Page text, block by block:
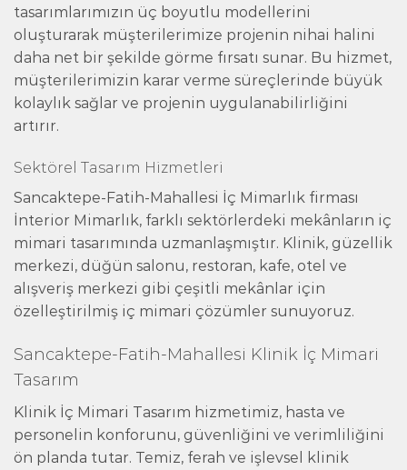
tasarımlarımızın üç boyutlu modellerini
oluşturarak müşterilerimize projenin nihai halini
daha net bir şekilde görme fırsatı sunar. Bu hizmet,
müşterilerimizin karar verme süreçlerinde büyük
kolaylık sağlar ve projenin uygulanabilirliğini
artırır.
Sektörel Tasarım Hizmetleri
Sancaktepe-Fatih-Mahallesi İç Mimarlık firması
İnterior Mimarlık, farklı sektörlerdeki mekânların iç
mimari tasarımında uzmanlaşmıştır. Klinik, güzellik
merkezi, düğün salonu, restoran, kafe, otel ve
alışveriş merkezi gibi çeşitli mekânlar için
özelleştirilmiş iç mimari çözümler sunuyoruz.
Sancaktepe-Fatih-Mahallesi Klinik İç Mimari
Tasarım
Klinik İç Mimari Tasarım hizmetimiz, hasta ve
personelin konforunu, güvenliğini ve verimliliğini
ön planda tutar. Temiz, ferah ve işlevsel klinik